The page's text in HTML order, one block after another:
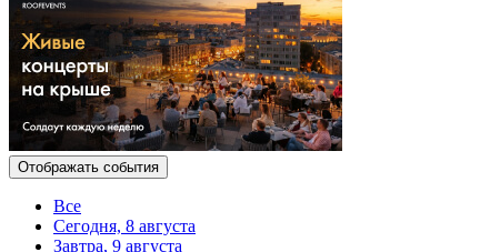
Отображать события
Все
Сегодня, 8 августа
Завтра, 9 августа